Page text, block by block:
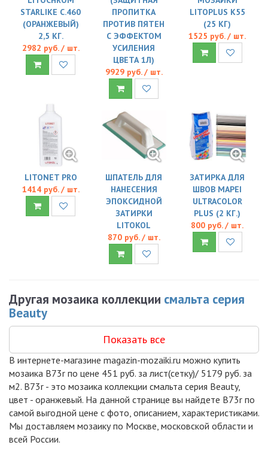
STARLIKE C.460
(ОРАНЖЕВЫЙ)
2,5 КГ.
2982 руб. / шт.
ПРОПИТКА
ПРОТИВ ПЯТЕН
С ЭФФЕКТОМ
УСИЛЕНИЯ
ЦВЕТА 1Л)
9929 руб. / шт.
LITOPLUS K55
(25 КГ)
1525 руб. / шт.
LITONET PRO
1414 руб. / шт.
ШПАТЕЛЬ ДЛЯ
НАНЕСЕНИЯ
ЭПОКСИДНОЙ
ЗАТИРКИ
LITOKOL
870 руб. / шт.
ЗАТИРКА ДЛЯ
ШВОВ MAPEI
ULTRACOLOR
PLUS (2 КГ.)
800 руб. / шт.
Другая мозаика коллекции смальта серия
Beauty
Показать все
В интернете-магазине magazin-mozaiki.ru можно купить
мозаика B73r по цене 451 руб. за лист(сетку)/ 5179 руб. за
м2. B73r - это мозаика коллекции смальта серия Beauty,
цвет - оранжевый. На данной странице вы найдете B73r по
самой выгодной цене с фото, описанием, характеристиками.
Мы доставляем мозаику по Москве, московской области и
всей России.